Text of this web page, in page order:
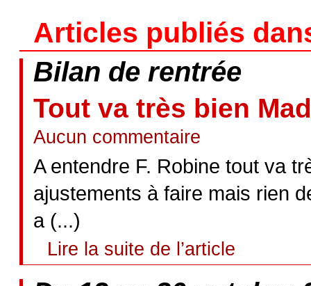
Articles publiés
Bilan de rentrée
Tout va très bien
Aucun commentaire
A entendre F. Robine tout va
ajustements à faire mais rien
a (...)
Lire la suite de l’article